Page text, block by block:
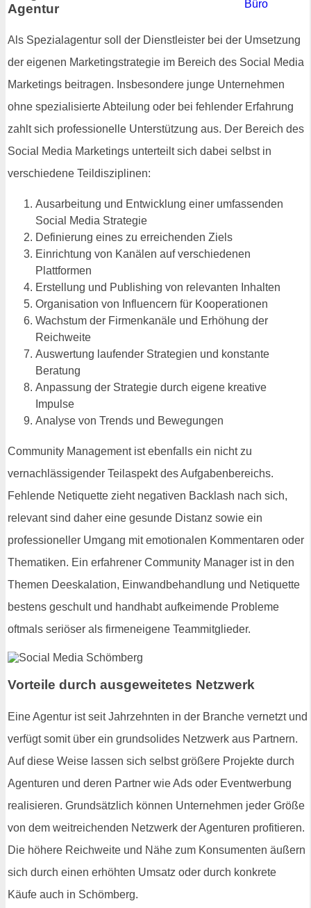
Agentur
Als Spezialagentur soll der Dienstleister bei der Umsetzung
der eigenen Marketingstrategie im Bereich des Social Media
Marketings beitragen. Insbesondere junge Unternehmen
ohne spezialisierte Abteilung oder bei fehlender Erfahrung
zahlt sich professionelle Unterstützung aus. Der Bereich des
Social Media Marketings unterteilt sich dabei selbst in
verschiedene Teildisziplinen:
Ausarbeitung und Entwicklung einer umfassenden
Social Media Strategie
Definierung eines zu erreichenden Ziels
Einrichtung von Kanälen auf verschiedenen
Plattformen
Erstellung und Publishing von relevanten Inhalten
Organisation von Influencern für Kooperationen
Wachstum der Firmenkanäle und Erhöhung der
Reichweite
Auswertung laufender Strategien und konstante
Beratung
Anpassung der Strategie durch eigene kreative
Impulse
Analyse von Trends und Bewegungen
Community Management ist ebenfalls ein nicht zu
vernachlässigender Teilaspekt des Aufgabenbereichs.
Fehlende Netiquette zieht negativen Backlash nach sich,
relevant sind daher eine gesunde Distanz sowie ein
professioneller Umgang mit emotionalen Kommentaren oder
Thematiken. Ein erfahrener Community Manager ist in den
Themen Deeskalation, Einwandbehandlung und Netiquette
bestens geschult und handhabt aufkeimende Probleme
oftmals seriöser als firmeneigene Teammitglieder.
Vorteile durch ausgeweitetes Netzwerk
Eine Agentur ist seit Jahrzehnten in der Branche vernetzt und
verfügt somit über ein grundsolides Netzwerk aus Partnern.
Auf diese Weise lassen sich selbst größere Projekte durch
Agenturen und deren Partner wie Ads oder Eventwerbung
realisieren. Grundsätzlich können Unternehmen jeder Größe
von dem weitreichenden Netzwerk der Agenturen profitieren.
Die höhere Reichweite und Nähe zum Konsumenten äußern
sich durch einen erhöhten Umsatz oder durch konkrete
Käufe auch in Schömberg.